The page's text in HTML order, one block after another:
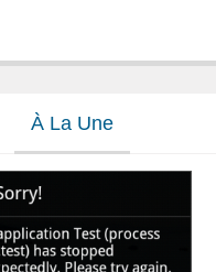
À La Une